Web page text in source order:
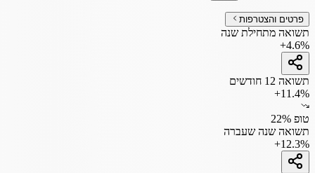
פרטים והצטרפות
תשואה מתחילת שנה
+4.6%
תשואה 12 חודשים
+11.4%
טופ 22%
תשואה שנה שעברה
+12.3%